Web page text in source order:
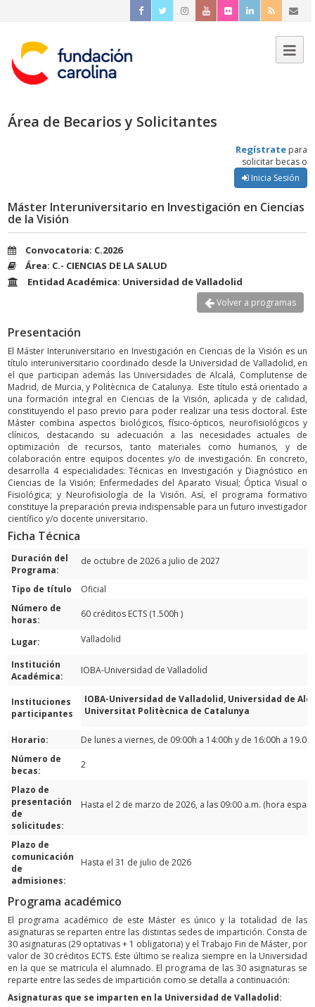
Área de Becarios y Solicitantes
Regístrate para
solicitar becas o
Inicia Sesión
Máster Interuniversitario en Investigación en Ciencias
de la Visión
Convocatoria: C.2026
Área: C.- CIENCIAS DE LA SALUD
Entidad Académica: Universidad de Valladolid
Volver a programas
Presentación
El Máster Interuniversitario en Investigación en Ciencias de la Visión es un
título interuniversitario coordinado desde la Universidad de Valladolid, en
el que participan además las Universidades de Alcalá, Complutense de
Madrid, de Murcia, y Politècnica de Catalunya. Este título está orientado a
una formación integral en Ciencias de la Visión, aplicada y de calidad,
constituyendo el paso previo para poder realizar una tesis doctoral. Este
Máster combina aspectos biológicos, físico-ópticos, neurofisiológicos y
clínicos, destacando su adecuación a las necesidades actuales de
optimización de recursos, tanto materiales como humanos, y de
colaboración entre equipos docentes y/o de investigación. En concreto,
desarrolla 4 especialidades: Técnicas en Investigación y Diagnóstico en
Ciencias de la Visión; Enfermedades del Aparato Visual; Óptica Visual o
Fisiológica; y Neurofisiología de la Visión. Así, el programa formativo
constituye la preparación previa indispensable para un futuro investigador
científico y/o docente universitario.
Ficha Técnica
Duración del
Programa:
de octubre de 2026 a julio de 2027
Tipo de título
Oficial
Número de
horas:
60 créditos ECTS (1.500h )
Lugar: Valladolid
Institución
Académica:
IOBA-Universidad de Valladolid
Instituciones
participantes
IOBA-Universidad de Valladolid, Universidad de
Universitat Politècnica de Catalunya
Horario:
De lunes a viernes, de 09:00h a 14:00h y de 16:00h a
Número de
becas:
2
Plazo de
presentación
de
solicitudes:
Hasta el 2 de marzo de 2026, a las 09:00 a.m. (hora
Plazo de
comunicación
de
admisiones:
Hasta el 31 de julio de 2026
Programa académico
El programa académico de este Máster es único y la totalidad de las
asignaturas se reparten entre las distintas sedes de impartición. Consta de
30 asignaturas (29 optativas + 1 obligatoria) y el Trabajo Fin de Máster, por
valor de 30 créditos ECTS. Este último se realiza siempre en la Universidad
en la que se matricula el alumnado. El programa de las 30 asignaturas se
reparte entre las sedes de impartición como se detalla a continuación:
Asignaturas que se imparten en la Universidad de Valladolid: